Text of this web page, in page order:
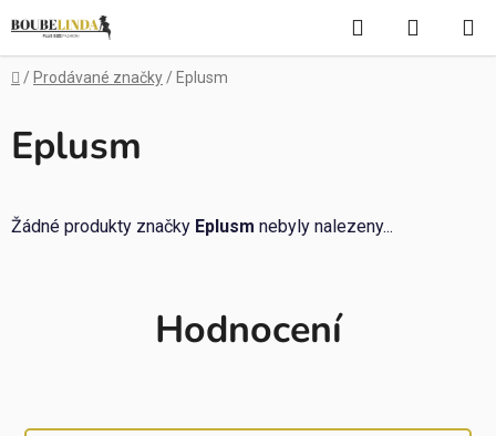
na
obsah
Hledat
KOŠÍK
Domů
/ Prodávané značky / Eplusm
Eplusm
Žádné produkty značky Eplusm nebyly nalezeny...
Hodnocení